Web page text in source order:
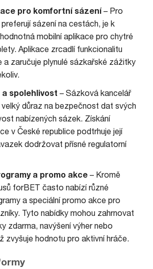
pro komfortní sázení– Pro
sázení na cestách, je k
mobilní aplikace pro chytré
Aplikace zrcadlí funkcionalitu
a zaručuje plynulé sázkařské zážitky
spolehlivost – Sázková kancelář
důraz na bezpečnost dat svých
nabízených sázek. Získání
v České republice podtrhuje její
dodržovat přísné regulatorní
a promo akce– Kromě
forBET často nabízí různé
a speciální promo akce pro
Tyto nabídky mohou zahrnovat
zdarma, navýšení výher nebo
zvyšuje hodnotu pro aktivní hráče.